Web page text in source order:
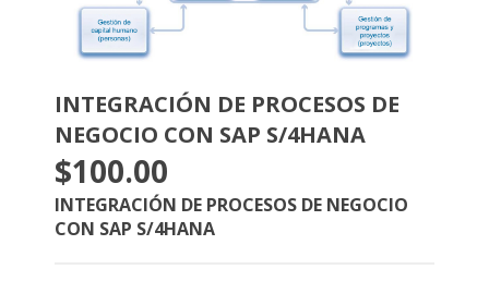
INTEGRACIÓN DE PROCESOS DE
NEGOCIO CON SAP S/4HANA
$100.00
INTEGRACIÓN DE PROCESOS DE NEGOCIO
CON SAP S/4HANA